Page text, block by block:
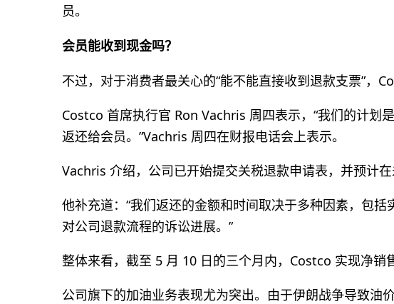
员。
会员能收到现金吗？
不过，对于消费者最关心的“能不能直接收到退款支票”，
Costco 首席执行官 Ron Vachris 周四表示，“我们的计划
返还给会员。”Vachris 周四在财报电话会上表示。
Vachris 介绍，公司已开始提交关税退款申请表，并预计在
他补充道：“我们返还的金额和时间取决于多种因素，包
对公司退款流程的诉讼进展。”
整体来看，截至 5 月 10 日的三个月内，Costco 实现净销
公司旗下的加油业务表现尤为突出。由于伊朗战争导致油